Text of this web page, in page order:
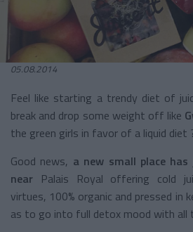
05.08.2014
Feel like starting a trendy diet of
break and drop some weight off like
the green girls in favor of a liquid diet
Good news, a new small place
near Palais Royal offering cold
virtues, 100% organic and pressed in
as to go into full detox mood with all